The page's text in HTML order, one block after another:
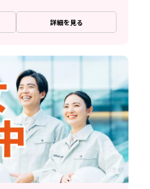
詳細を見る